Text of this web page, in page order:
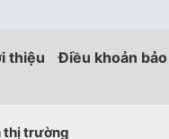
thiệu Điều khoản
thị trường